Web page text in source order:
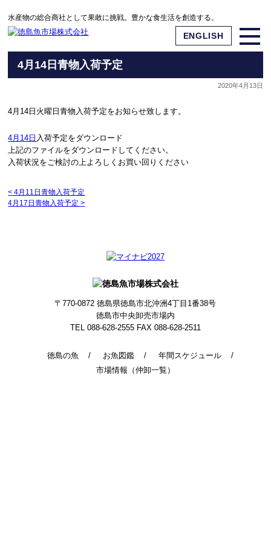
水産物の総合商社として果敢に挑戦。豊かな食生活を創造する。
ENGLISH
4月14日青物入荷予定
2020年4月13日
4月14日火曜日青物入荷予定をお知らせ致します。
4月14日 入荷予定をダウンロード
上記のファイルをダウンロードしてください。
入荷状況をご検討の上よろしくお買い回りください
< 4月11日青物入荷予定
4月17日青物入荷予定>
徳島の魚 お魚図鑑
年間スケジュール
市場情報（仲卸一覧）
〒770-0872徳島県徳島市北沖洲4丁目1番38号
徳島市中央卸売市場内
TEL 088-628-2555 FAX 088-628-2511